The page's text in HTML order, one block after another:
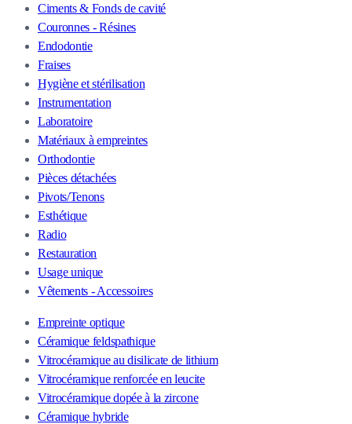
Ciments & Fonds de cavité
Couronnes - Résines
Endodontie
Fraises
Hygiène et stérilisation
Instrumentation
Laboratoire
Matériaux à empreintes
Orthodontie
Pièces détachées
Pivots/Tenons
Esthétique
Radio
Restauration
Usage unique
Vêtements - Accessoires
Empreinte optique
Céramique feldspathique
Vitrocéramique au disilicate de lithium
Vitrocéramique renforcée en leucite
Vitrocéramique dopée à la zircone
Céramique hybride